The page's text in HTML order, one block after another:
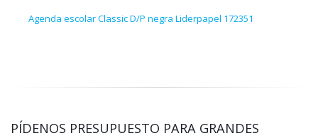
Agenda escolar Classic D/P negra Liderpapel 172351
PÍDENOS PRESUPUESTO PARA GRANDES